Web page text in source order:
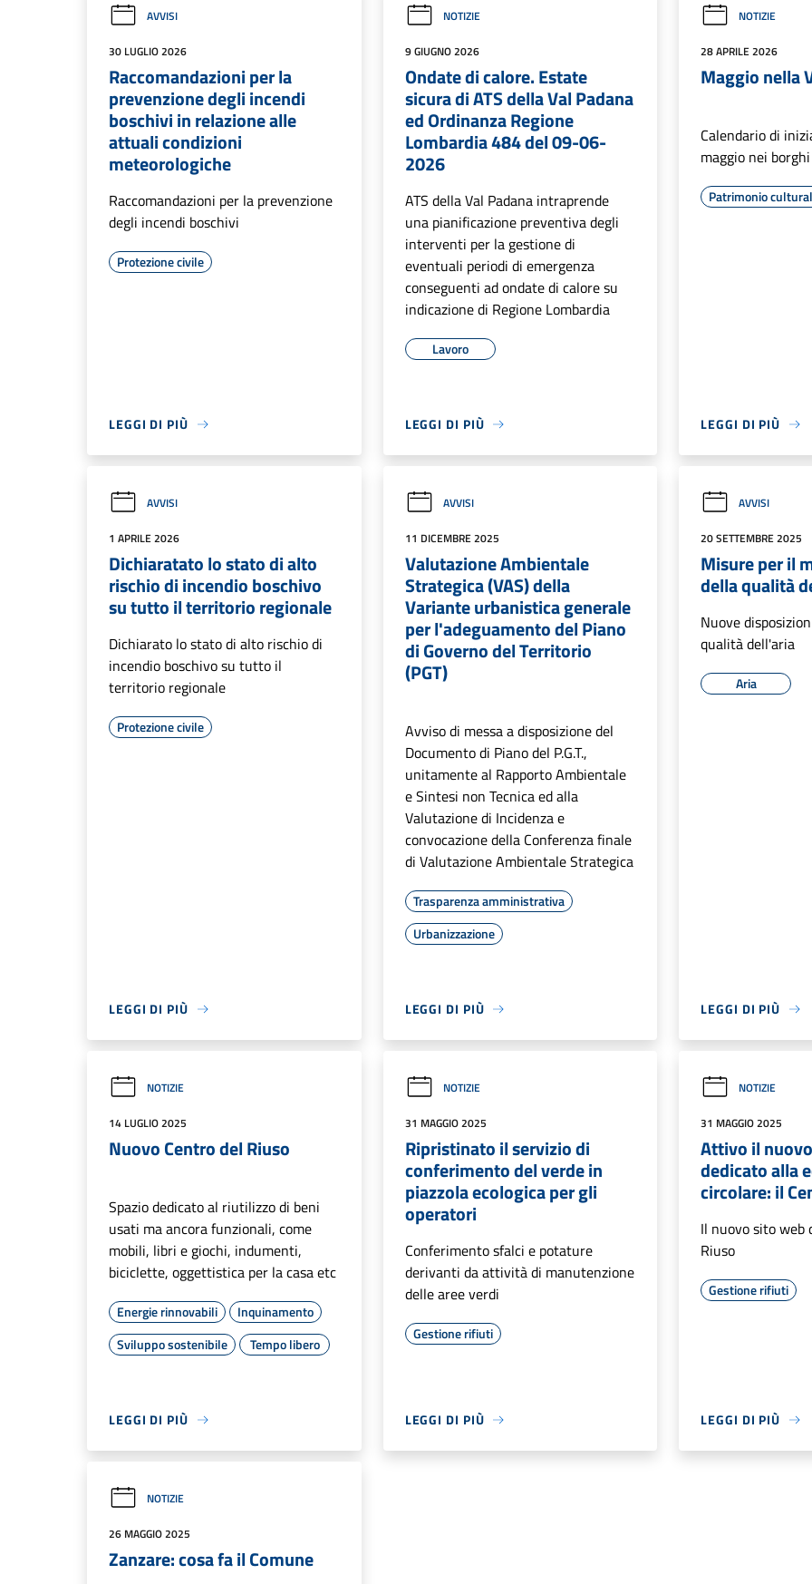
AVVISI
30 LUGLIO 2026
Raccomandazioni per la
prevenzione degli incendi
boschivi in relazione alle
attuali condizioni
meteorologiche
Raccomandazioni per la prevenzione
degli incendi boschivi
Protezione civile
LEGGI DI PIÙ
NOTIZIE
9 GIUGNO 2026
Ondate di calore. Estate
sicura di ATS della Val Padana
ed Ordinanza Regione
Lombardia 484 del 09-06-
2026
ATS della Val Padana intraprende
una pianificazione preventiva degli
interventi per la gestione di
eventuali periodi di emergenza
conseguenti ad ondate di calore su
indicazione di Regione Lombardia
Lavoro
LEGGI DI PIÙ
NOTIZIE
28 APRILE 2026
Maggio nella
Calendario di
maggio nei
Patrimonio
LEGGI DI PIÙ
AVVISI
1 APRILE 2026
Dichiaratato lo stato di alto
rischio di incendio boschivo
su tutto il territorio regionale
Dichiarato lo stato di alto rischio di
incendio boschivo su tutto il
territorio regionale
Protezione civile
LEGGI DI PIÙ
AVVISI
11 DICEMBRE 2025
Valutazione Ambientale
Strategica (VAS) della
Variante urbanistica generale
per l'adeguamento del Piano
di Governo del Territorio
(PGT)
Avviso di messa a disposizione del
Documento di Piano del P.G.T.,
unitamente al Rapporto Ambientale
e Sintesi non Tecnica ed alla
Valutazione di Incidenza e
convocazione della Conferenza finale
di Valutazione Ambientale Strategica
Trasparenza amministrativa
Urbanizzazione
LEGGI DI PIÙ
AVVISI
20 SETTEMBRE 2025
Misure per il
della qualità
Nuove
qualità dell'aria
Aria
LEGGI DI PIÙ
NOTIZIE
14 LUGLIO 2025
Nuovo Centro del Riuso
Spazio dedicato al riutilizzo di beni
usati ma ancora funzionali, come
mobili, libri e giochi, indumenti,
biciclette, oggettistica per la casa etc
Energie rinnovabili
Inquinamento
Sviluppo sostenibile
Tempo libero
LEGGI DI PIÙ
NOTIZIE
31 MAGGIO 2025
Ripristinato il servizio di
conferimento del verde in
piazzola ecologica per gli
operatori
Conferimento sfalci e potature
derivanti da attività di manutenzione
delle aree verdi
Gestione rifiuti
LEGGI DI PIÙ
NOTIZIE
31 MAGGIO 2025
Attivo il
dedicato alla
circolare: il
Il nuovo sito web
Riuso
Gestione rifiuti
LEGGI DI PIÙ
NOTIZIE
26 MAGGIO 2025
Zanzare: cosa fa il Comune